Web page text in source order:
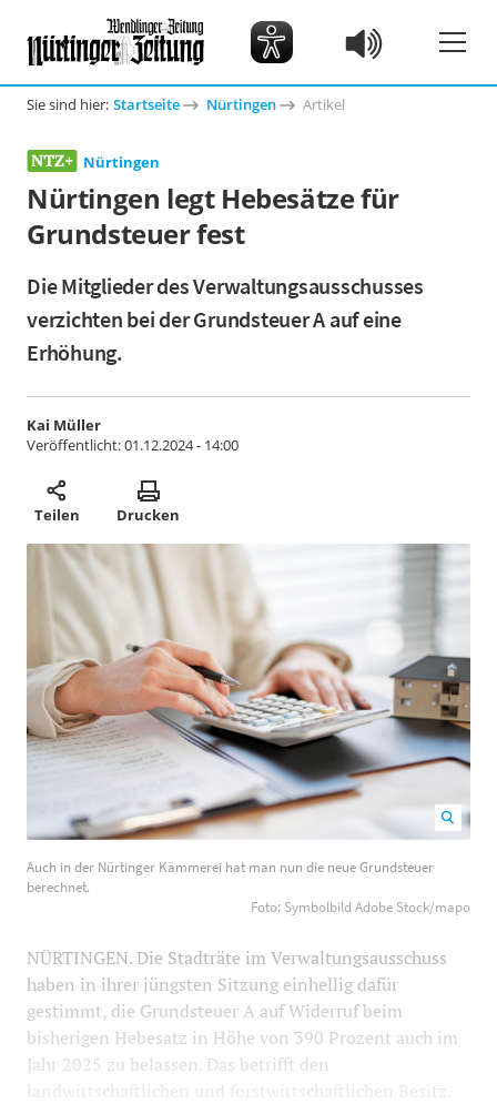
Sie sind hier: Startseite Nürtingen Artikel
Nürtingen
Nürtingen legt Hebesätze für
Grundsteuer fest
Die Mitglieder des Verwaltungsausschusses
verzichten bei der Grundsteuer A auf eine
Erhöhung.
Kai Müller
Veröffentlicht:01.12.2024 - 14:00
Teilen Drucken
Grundsteuer berechnet. Foto: Symbolbild Adobe
Auch in der Nürtinger Kämmerei hat man nun die neue Grundsteuer
berechnet.
Foto: Symbolbild Adobe Stock/mapo
NÜRTINGEN. Die Stadträte im Verwaltungsausschuss
haben in ihrer jüngsten Sitzung einhellig dafür
gestimmt, die Grundsteuer A auf Widerruf beim
bisherigen Hebesatz in Höhe von 390 Prozent auch im
Jahr 2025 zu belassen. Das betrifft den
landwirtschaftlichen und forstwirtschaftlichen Besitz.